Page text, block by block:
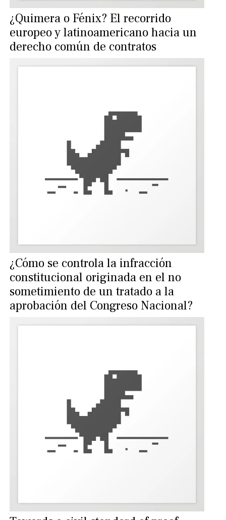
¿Quimera o Fénix? El recorrido
europeo y latinoamericano hacia un
derecho común de contratos
¿Cómo se controla la infracción
constitucional originada en el no
sometimiento de un tratado a la
aprobación del Congreso Nacional?